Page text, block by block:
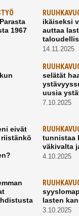
1967
ikäiseksi
auttaa
14.11.2025
selätät
uusia
7.10.2025
eivät
tunnistaa
väkivalta
4.10.2025
lasten
3.10.2025